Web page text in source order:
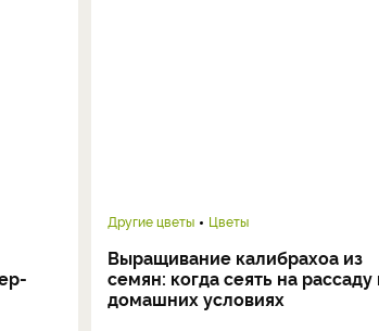
Другие цветы Цветы
Выращивание калибрахоа из
семян: когда сеять на рассаду
домашних условиях